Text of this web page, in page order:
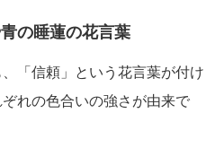
の睡蓮の花言葉
「信頼」という花言葉が付け
れの色合いの強さが由来で